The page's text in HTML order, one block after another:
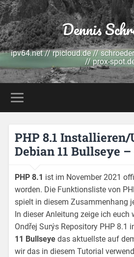
Dennis
ipv64.net // rpicloud.de //
// prox-
PHP 8.1
Debian 11 Bullseye
PHP 8.1 ist im November 2021
worden. Die Funktionsliste von
spielt in diesem Zusammenhang
In dieser Anleitung zeige ich euch
Ondřej Surýs Repository PHP 8.1
11 Bullseye das aktuellste auf
wir das in diesem Tutorial